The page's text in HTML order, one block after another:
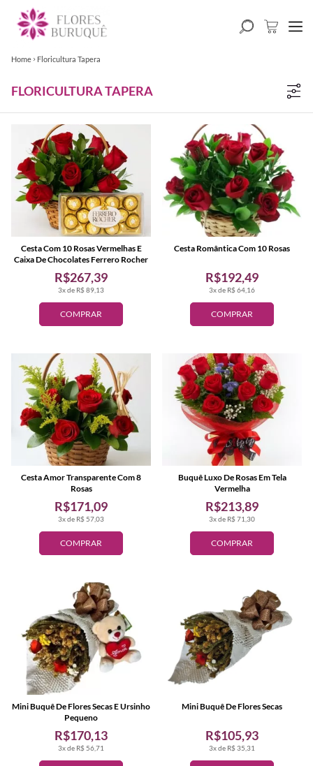
Home Floricultura Tapera
FLORICULTURA TAPERA
COMPRAR
3x de R$ 89,13
R$267,39
Cesta Com 10 Rosas Vermelhas E
Caixa De Chocolates Ferrero Rocher
COMPRAR
3x de R$ 64,16
R$192,49
Cesta Romântica Com 10 Rosas
COMPRAR
3x de R$ 57,03
R$171,09
Cesta Amor Transparente Com 8
Rosas
COMPRAR
3x de R$ 71,30
R$213,89
Buquê Luxo De Rosas Em Tela
Vermelha
3x de R$ 56,71
R$170,13
Mini Buquê De Flores Secas E Ursinho
Pequeno
3x de R$ 35,31
R$105,93
Mini Buquê De Flores Secas